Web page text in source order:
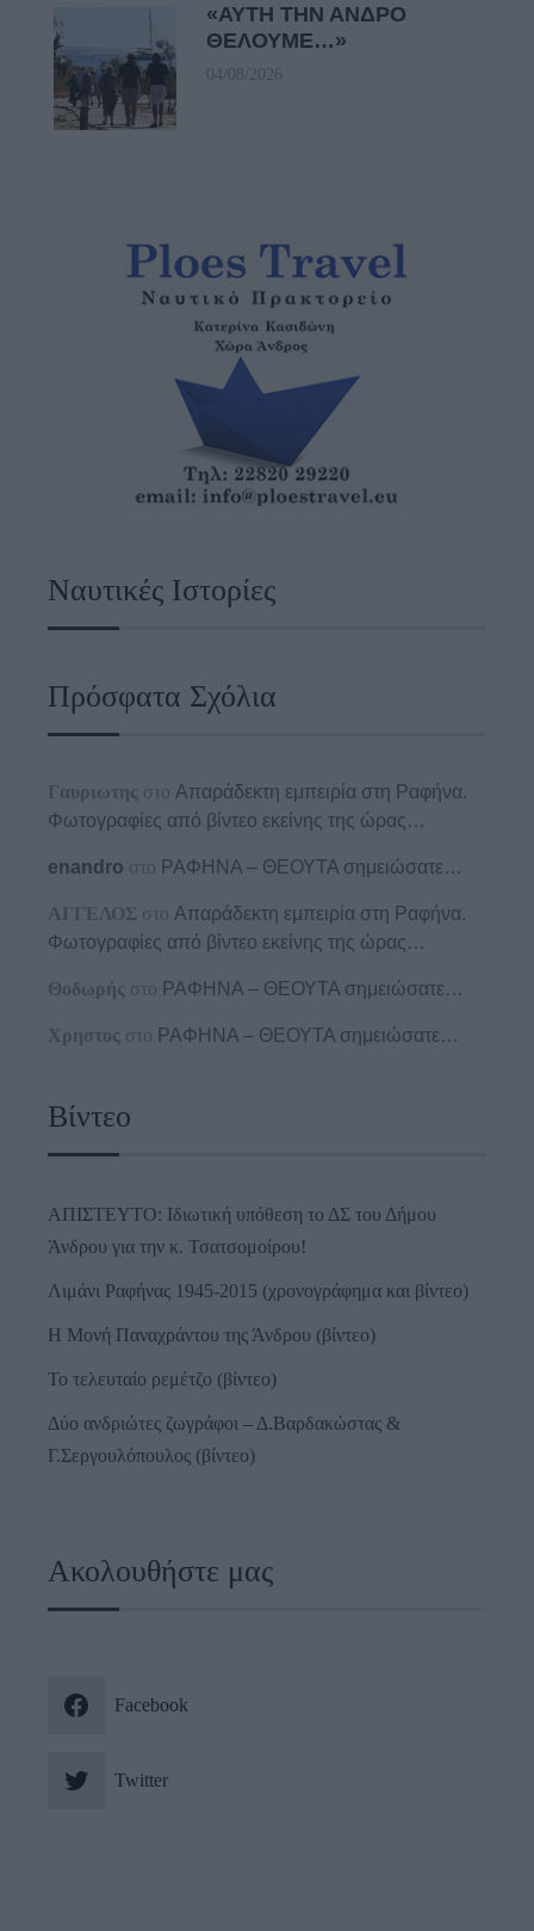
«ΑΥΤΗ ΤΗΝ ΑΝΔΡΟ
ΘΕΛΟΥΜΕ…»
04/08/2026
Ναυτικές Ιστορίες
Πρόσφατα Σχόλια
Γαυριωτης στο Απαράδεκτη εμπειρία στη Ραφήνα.
Φωτογραφίες από βίντεο εκείνης της ώρας…
enandro στο ΡΑΦΗΝΑ – ΘΕΟΥΤΑ σημειώσατε…
ΑΓΓΕΛΟΣ στο Απαράδεκτη εμπειρία στη Ραφήνα.
Φωτογραφίες από βίντεο εκείνης της ώρας…
Θοδωρής στο ΡΑΦΗΝΑ – ΘΕΟΥΤΑ σημειώσατε…
Χρηστος στο ΡΑΦΗΝΑ – ΘΕΟΥΤΑ σημειώσατε…
Βίντεο
ΑΠΙΣΤΕΥΤΟ: Ιδιωτική υπόθεση το ΔΣ του Δήμου
Άνδρου για την κ. Τσατσομοίρου!
Λιμάνι Ραφήνας 1945-2015 (χρονογράφημα και βίντεο)
Η Μονή Παναχράντου της Άνδρου (βίντεο)
Το τελευταίο ρεμέτζο (βίντεο)
Δύο ανδριώτες ζωγράφοι – Δ.Βαρδακώστας &
Γ.Σεργουλόπουλος (βίντεο)
Ακολουθήστε μας
Facebook
Twitter